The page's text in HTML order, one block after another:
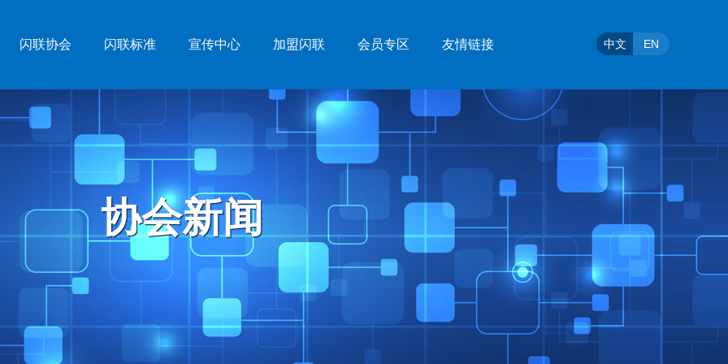
闪联协会 闪联标准 宣传中心 加盟闪联 会员专区 友情链接 中文 EN
协会新闻